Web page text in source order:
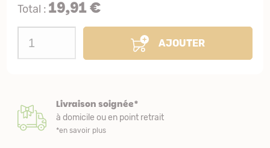
Total : 19,91 €
AJOUTER
Livraison soignée*
à domicile ou en point retrait
*en savoir plus